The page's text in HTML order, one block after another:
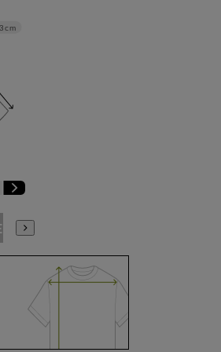
BE4